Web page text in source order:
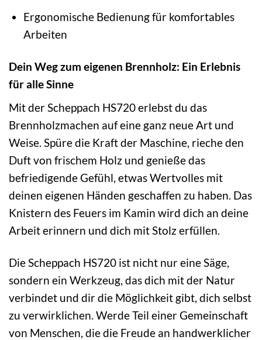
Ergonomische Bedienung für komfortables
Arbeiten
Dein Weg zum eigenen Brennholz: Ein Erlebnis
für alle Sinne
Mit der Scheppach HS720 erlebst du das
Brennholzmachen auf eine ganz neue Art und
Weise. Spüre die Kraft der Maschine, rieche den
Duft von frischem Holz und genieße das
befriedigende Gefühl, etwas Wertvolles mit
deinen eigenen Händen geschaffen zu haben. Das
Knistern des Feuers im Kamin wird dich an deine
Arbeit erinnern und dich mit Stolz erfüllen.
Die Scheppach HS720 ist nicht nur eine Säge,
sondern ein Werkzeug, das dich mit der Natur
verbindet und dir die Möglichkeit gibt, dich selbst
zu verwirklichen. Werde Teil einer Gemeinschaft
von Menschen, die die Freude an handwerklicher